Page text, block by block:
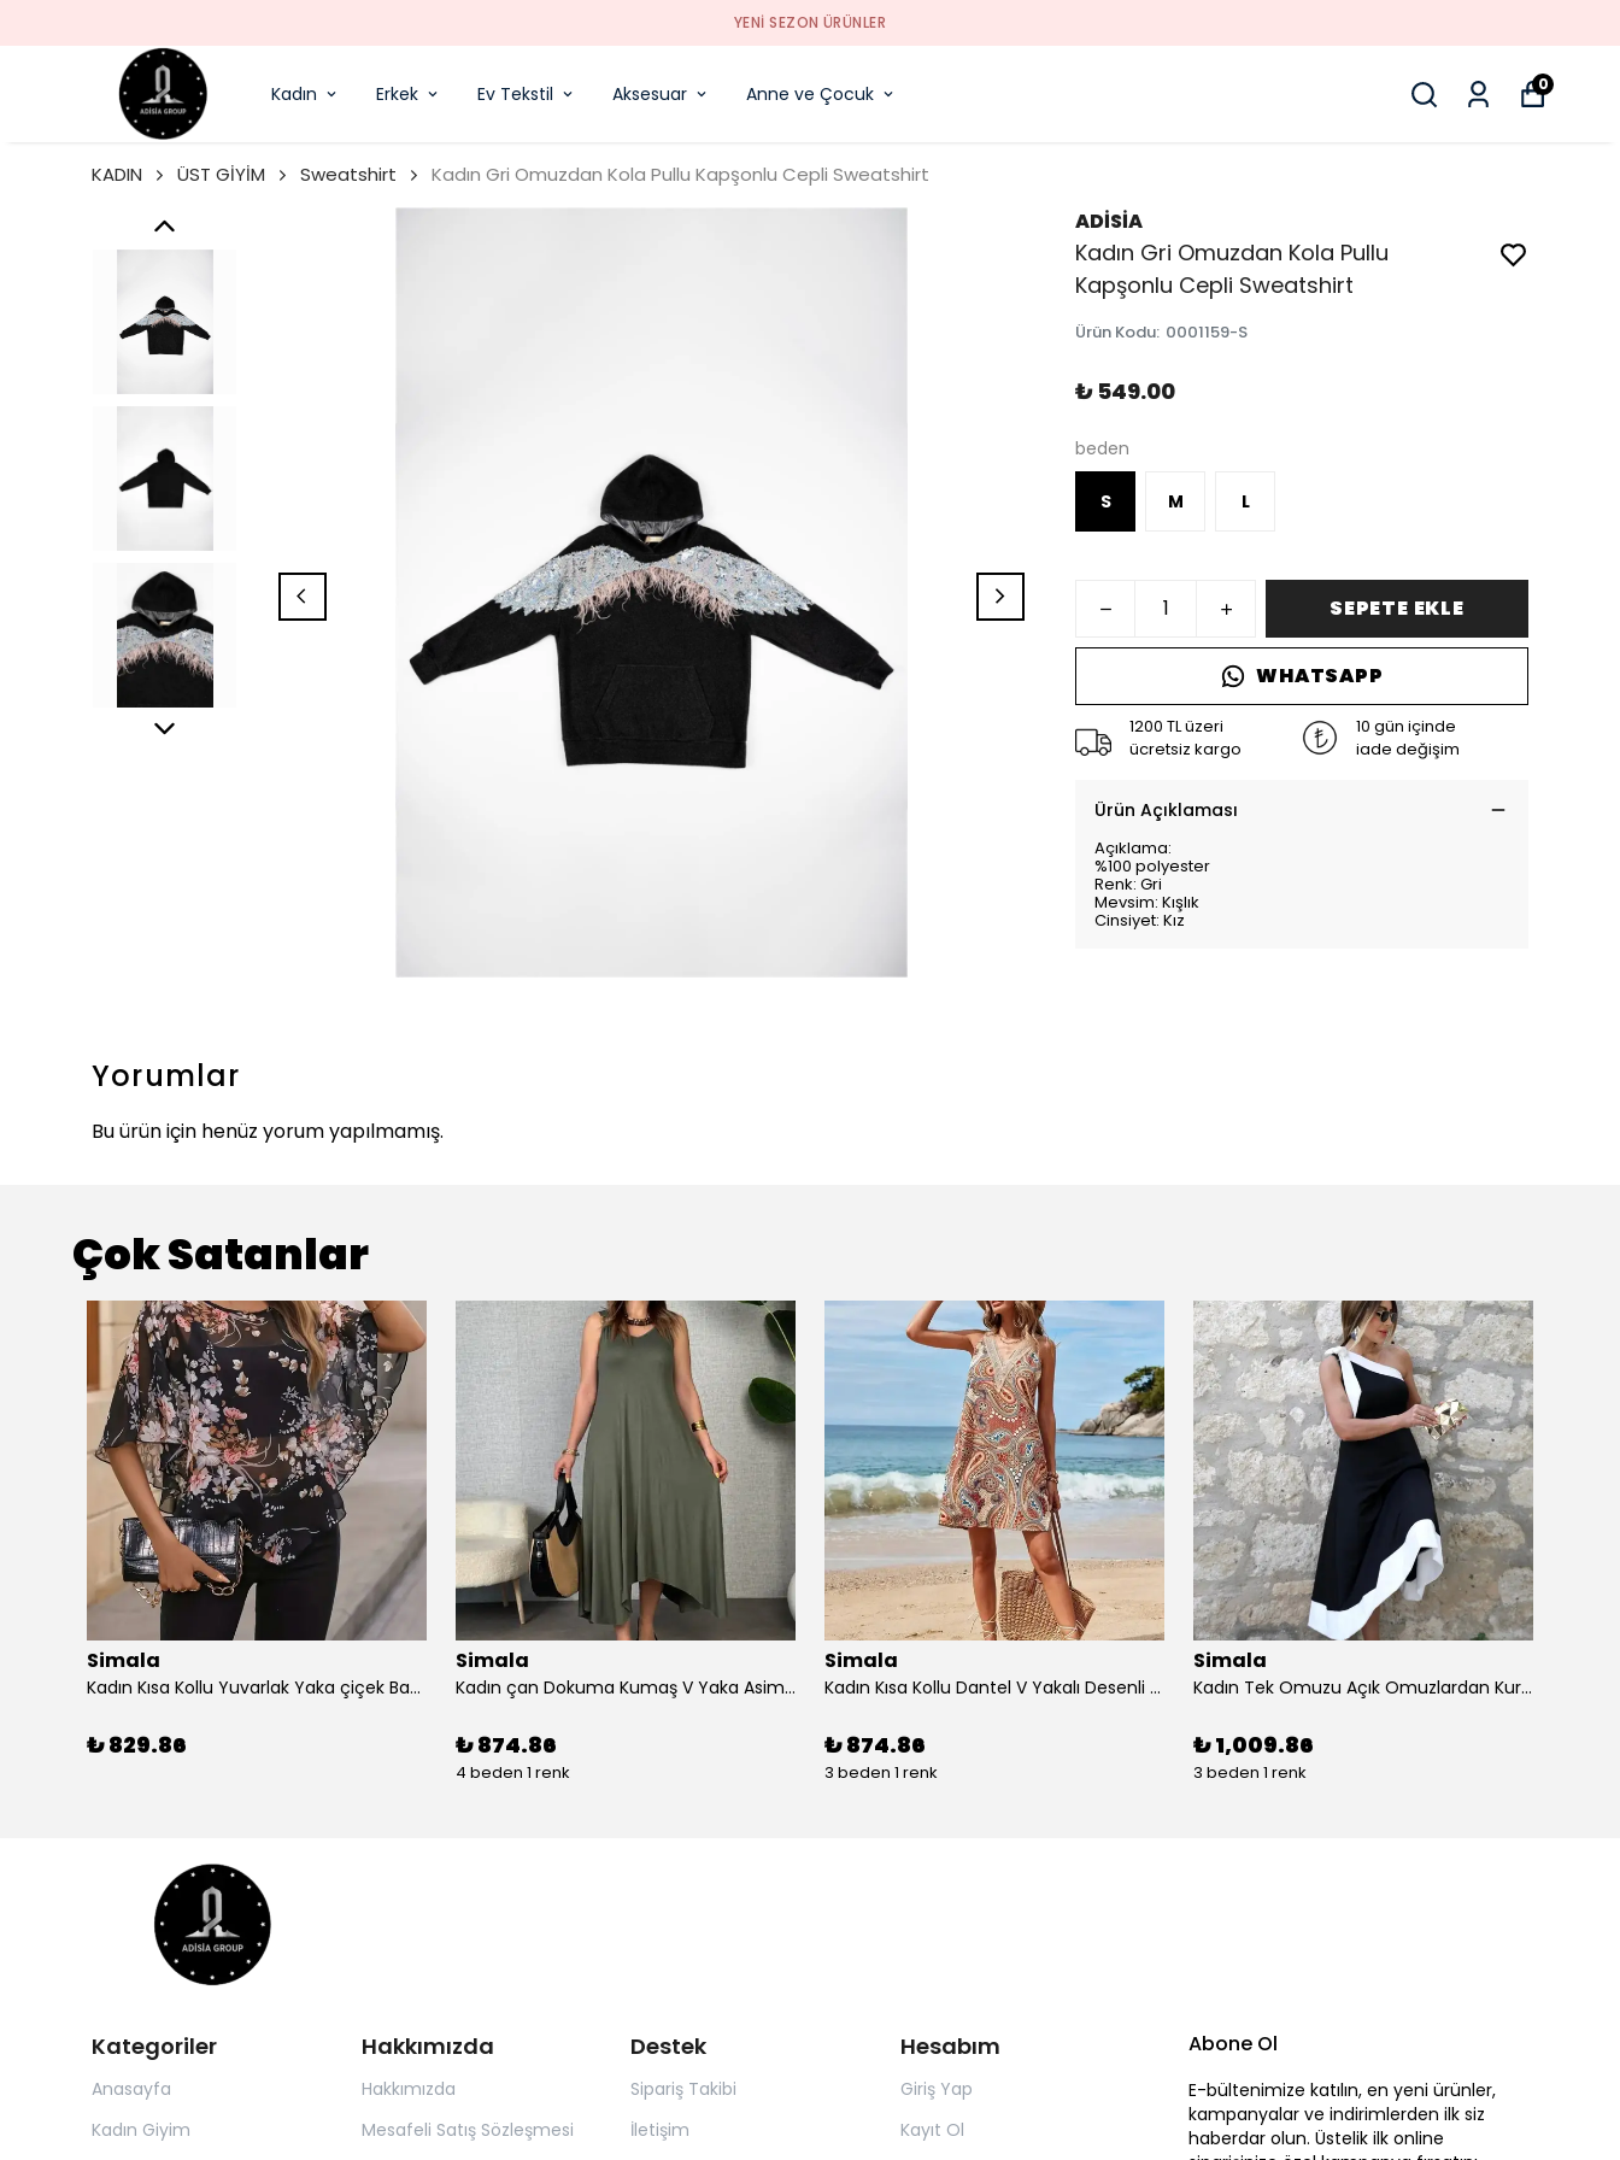
YENI SEZON ÜRÜNLER
Kadın Erkek Ev Tekstil Aksesuar Anne ve Çocuk 0
KADIN ÜST GİYİM Sweatshirt Kadın Gri Omuzdan Kola Pullu Kapşonlu Cepli Sweatshirt
ADİSİA
Kadın Gri Omuzdan Kola Pullu
Kapşonlu Cepli Sweatshirt
Ürün Kodu: 0001159-S
₺ 549.00
beden
S M L
SEPETE EKLE
WHATSAPP
1200 TL üzeri
ücretsiz kargo
10 gün içinde
iade değişim
Ürün Açıklaması
Açıklama:
%100 polyester
Renk: Gri
Mevsim: Kışlık
Cinsiyet: Kız
Yorumlar
Bu ürün için henüz yorum yapılmamış.
Çok Satanlar
Simala
Kadın Kısa Kollu Yuvarlak Yaka çiçek Baskılı Asimetrik Kesim şifon Bluz
₺ 829.86
Simala
Kadın çan Dokuma Kumaş V Yaka Asimetrik Kesim Elbise
₺ 874.86
4 beden 1 renk
Simala
Kadın Kısa Kollu Dantel V Yakalı Desenli Süprem Elbise
₺ 874.86
3 beden 1 renk
Simala
Kadın Tek Omuzu Açık Omuzlardan Kurdela Detaylı çift Renkli Ithal Krep Elbise
₺ 1,009.86
3 beden 1 renk
Kategoriler
Anasayfa
Kadın Giyim
Hakkımızda
Hakkımızda
Mesafeli Satış Sözleşmesi
Destek
Sipariş Takibi
İletişim
Hesabım
Giriş Yap
Kayıt Ol
Abone Ol
E-bültenimize katılın, en yeni ürünler,
kampanyalar ve indirimlerden ilk siz
haberdar olun. Üstelik ilk online